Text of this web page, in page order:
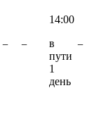
− −
14:00
в
пути
1
день
−